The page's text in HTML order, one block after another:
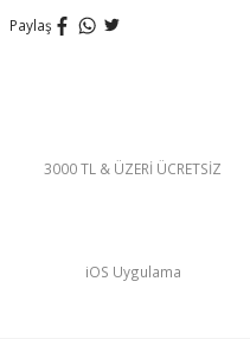
Paylaş
3000 TL & ÜZERİ ÜCRETSİZ
iOS Uygulama